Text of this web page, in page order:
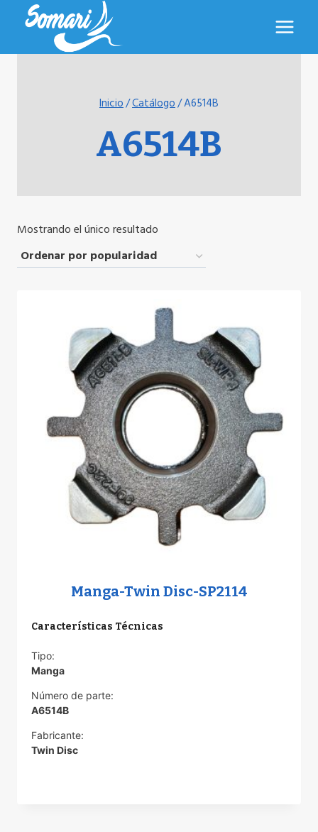
Saltar
contenido
Inicio/Catálogo/A6514B
A6514B
Mostrando el único resultado
Manga-Twin Disc-SP2114
Características Técnicas
Tipo:
Manga
Número de parte:
A6514B
Fabricante:
Twin Disc